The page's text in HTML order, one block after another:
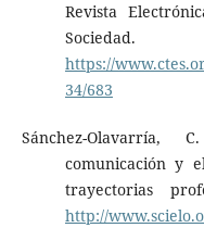
Revista
https://
34/683
Sánchez-
comunicación y
trayectorias
http://